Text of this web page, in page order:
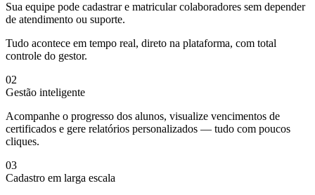
Sua equipe pode cadastrar e matricular colaboradores sem depender
de atendimento ou suporte.
Tudo acontece em tempo real, direto na plataforma, com total
controle do gestor.
02
Gestão inteligente
Acompanhe o progresso dos alunos, visualize vencimentos de
certificados e gere relatórios personalizados — tudo com poucos
cliques.
03
Cadastro em larga escala